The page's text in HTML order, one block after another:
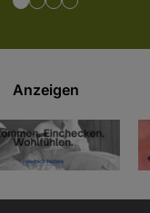
Anzeigen